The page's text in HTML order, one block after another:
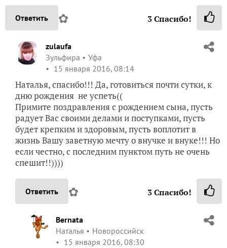
Ответить ✿ 3Спасибо!
zulaufa
Зульфира
Уфа
15 января 2016, 08:14
Наталья, спасибо!!! Да, готовиться почти сутки, к
дню рождения не успеть((
Примите поздравления с рождением сына, пусть
радует Вас своими делами и поступками, пусть
будет крепким и здоровым, пусть воплотит в
жизнь Вашу заветную мечту о внучке и внуке!!! Но
если честно, с последним пунктом путь не очень
спешит!!))))
Ответить ✿ 3Спасибо!
Bernata
Наталья
Новороссийск
15 января 2016, 08:30